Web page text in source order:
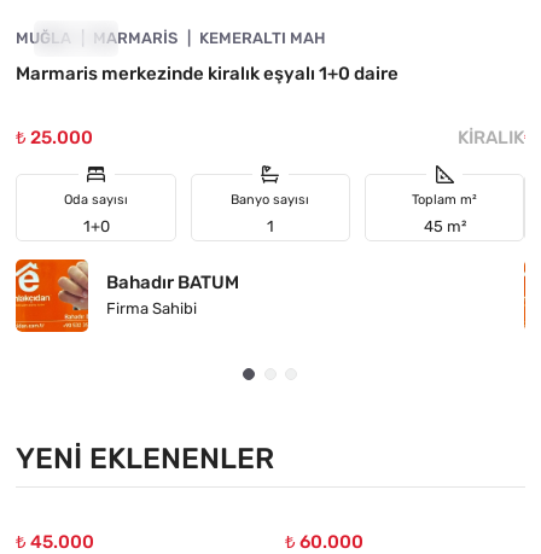
KIRALIK
MUĞLA MARMARIS KEMERALTI MAH
Marmaris merkezinde kiralık eşyalı 1+0 daire
₺ 25.000 KIRALIK
Oda sayısı
1+0
Banyo sayısı
1
Toplam m²
45 m²
Bahadır BATUM
Firma Sahibi
₺
YENI EKLENENLER
₺ 45.000
₺ 60.000